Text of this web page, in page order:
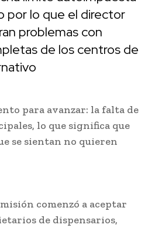
por lo que el director
problemas con
de los centros de
para avanzar: la falta de
lo que significa que
se sientan no quieren
comenzó a aceptar
de dispensarios,